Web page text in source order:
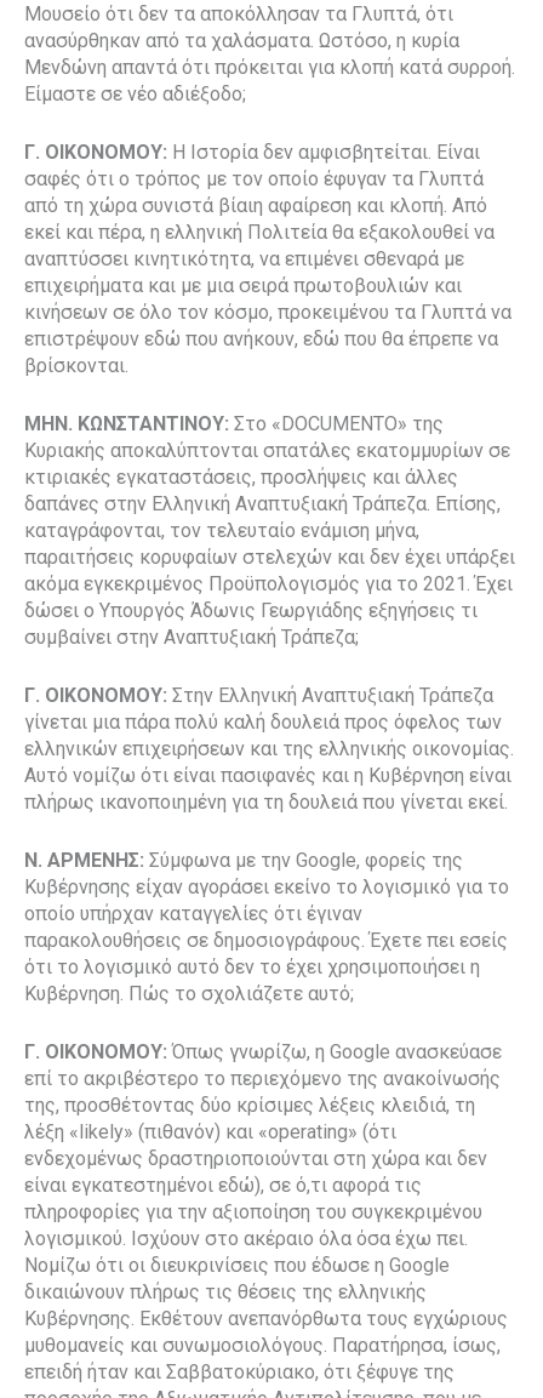
Μουσείο ότι δεν τα αποκόλλησαν τα Γλυπτά, ότι
ανασύρθηκαν από τα χαλάσματα. Ωστόσο, η κυρία
Μενδώνη απαντά ότι πρόκειται για κλοπή κατά συρροή.
Είμαστε σε νέο αδιέξοδο;
Γ. ΟΙΚΟΝΟΜΟΥ: Η Ιστορία δεν αμφισβητείται. Είναι
σαφές ότι ο τρόπος με τον οποίο έφυγαν τα Γλυπτά
από τη χώρα συνιστά βίαιη αφαίρεση και κλοπή. Από
εκεί και πέρα, η ελληνική Πολιτεία θα εξακολουθεί να
αναπτύσσει κινητικότητα, να επιμένει σθεναρά με
επιχειρήματα και με μια σειρά πρωτοβουλιών και
κινήσεων σε όλο τον κόσμο, προκειμένου τα Γλυπτά να
επιστρέψουν εδώ που ανήκουν, εδώ που θα έπρεπε να
βρίσκονται.
ΜΗΝ. ΚΩΝΣΤΑΝΤΙΝΟΥ: Στο «DOCUMENTO» της
Κυριακής αποκαλύπτονται σπατάλες εκατομμυρίων σε
κτιριακές εγκαταστάσεις, προσλήψεις και άλλες
δαπάνες στην Ελληνική Αναπτυξιακή Τράπεζα. Επίσης,
καταγράφονται, τον τελευταίο ενάμιση μήνα,
παραιτήσεις κορυφαίων στελεχών και δεν έχει υπάρξει
ακόμα εγκεκριμένος Προϋπολογισμός για το 2021. Έχει
δώσει ο Υπουργός Άδωνις Γεωργιάδης εξηγήσεις τι
συμβαίνει στην Αναπτυξιακή Τράπεζα;
Γ. ΟΙΚΟΝΟΜΟΥ: Στην Ελληνική Αναπτυξιακή Τράπεζα
γίνεται μια πάρα πολύ καλή δουλειά προς όφελος των
ελληνικών επιχειρήσεων και της ελληνικής οικονομίας.
Αυτό νομίζω ότι είναι πασιφανές και η Κυβέρνηση είναι
πλήρως ικανοποιημένη για τη δουλειά που γίνεται εκεί.
Ν. ΑΡΜΕΝΗΣ: Σύμφωνα με την Google, φορείς της
Κυβέρνησης είχαν αγοράσει εκείνο το λογισμικό για το
οποίο υπήρχαν καταγγελίες ότι έγιναν
παρακολουθήσεις σε δημοσιογράφους. Έχετε πει εσείς
ότι το λογισμικό αυτό δεν το έχει χρησιμοποιήσει η
Κυβέρνηση. Πώς το σχολιάζετε αυτό;
Γ. ΟΙΚΟΝΟΜΟΥ: Όπως γνωρίζω, η Google ανασκεύασε
επί το ακριβέστερο το περιεχόμενο της ανακοίνωσής
της, προσθέτοντας δύο κρίσιμες λέξεις κλειδιά, τη
λέξη «likely» (πιθανόν) και «οperating» (ότι
ενδεχομένως δραστηριοποιούνται στη χώρα και δεν
είναι εγκατεστημένοι εδώ), σε ό,τι αφορά τις
πληροφορίες για την αξιοποίηση του συγκεκριμένου
λογισμικού. Ισχύουν στο ακέραιο όλα όσα έχω πει.
Νομίζω ότι οι διευκρινίσεις που έδωσε η Google
δικαιώνουν πλήρως τις θέσεις της ελληνικής
Κυβέρνησης. Εκθέτουν ανεπανόρθωτα τους εγχώριους
μυθομανείς και συνωμοσιολόγους. Παρατήρησα, ίσως,
επειδή ήταν και Σαββατοκύριακο, ότι ξέφυγε της